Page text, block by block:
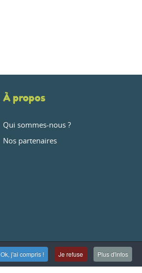
À propos
Qui sommes-nous ?
Nos partenaires
Ok, j'ai compris ! Je refuse Plus d'infos